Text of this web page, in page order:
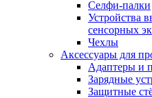
Селфи-палки
Устройства
сенсорных
Чехлы
Аксессуары для
Адаптеры и
Зарядные
Защитные